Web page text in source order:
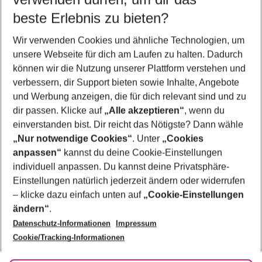
5-8 Nächte
2 Erwachsene Keine Kinder
Mehr Filter anzeigen
Footer
Footer navigation
Über uns
AGB
Bestpreisgarantie
Cookie-Einstellungen ändern
Cookie-Richtlinie
Agenturbetreuung
Barrierefreies Reisen
Folge uns
beste Erlebnis zu bieten?
Wir verwenden Cookies und ähnliche Technologien, um
unsere Webseite für dich am Laufen zu halten. Dadurch
können wir die Nutzung unserer Plattform verstehen und
verbessern, dir Support bieten sowie Inhalte, Angebote
und Werbung anzeigen, die für dich relevant sind und zu
dir passen. Klicke auf „Alle akzeptieren“, wenn du
einverstanden bist. Dir reicht das Nötigste? Dann wähle
„Nur notwendige Cookies“. Unter „Cookies
anpassen“ kannst du deine Cookie-Einstellungen
individuell anpassen. Du kannst deine Privatsphäre-
Einstellungen natürlich jederzeit ändern oder widerrufen
– klicke dazu einfach unten auf „Cookie-Einstellungen
ändern“.
Datenschutz-Informationen
Impressum
Cookie/Tracking-Informationen